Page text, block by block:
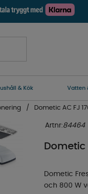
& Kök Vatten
Dometic AC FJ
Artnr:84464
Dometic
Dometic
och 800 W